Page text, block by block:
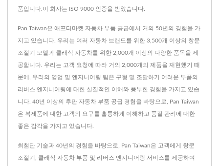
품입니다.이 회사는 ISO 9000 인증을 받았습니다.
Pan Taiwan은 애프터마켓 자동차 부품 공급에서 거의 50년의 경험을 가
지고 있습니다. 우리는 여러 자동차 브랜드를 위한 3,500개 이상의 창문
조절기 모델과 클래식 자동차를 위한 2,000개 이상의 다양한 품목을 제
공합니다. 우리는 고객 요청에 따라 거의 2,000개의 제품을 재현했기 때
문에, 우리의 영업 및 엔지니어링 팀은 구형 및 조달하기 어려운 부품의
리버스 엔지니어링에 대한 실질적인 이해와 풍부한 경험을 가지고 있습
니다. 40년 이상의 후판 자동차 부품 공급 경험을 바탕으로, Pan Taiwan
은 복제품에 대한 고객의 요구를 훌륭하게 이해하고 품질 관리에 대한
좋은 감각을 가지고 있습니다.
최첨단 기술과 40년의 경험을 바탕으로, Pan Taiwan은 고객에게 창문
조절기, 클래식 자동차 부품 및 리버스 엔지니어링 서비스를 제공하여